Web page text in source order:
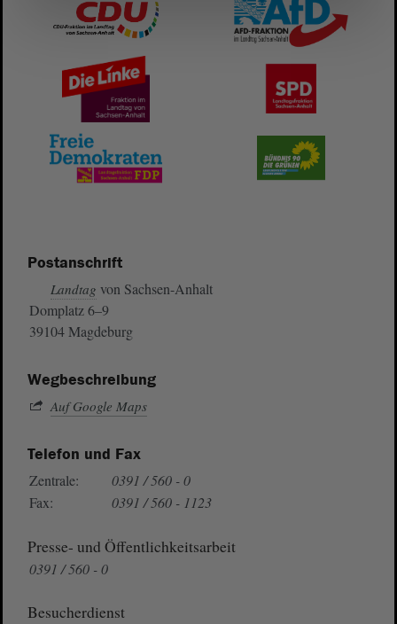
Postanschrift
Landtag von Sachsen-Anhalt
Domplatz 6–9
39104 Magdeburg
Wegbeschreibung
Auf Google Maps
Telefon und Fax
Zentrale:
0391 / 560 - 0
Fax:
0391 / 560 - 1123
Presse- und Öffentlichkeitsarbeit
0391 / 560 - 0
Besucherdienst